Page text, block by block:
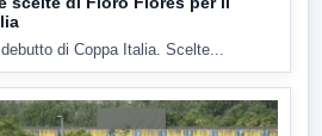
di Coppa Italia. Scelte...